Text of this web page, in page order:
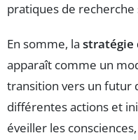
pratiques de
En somme, la stratégie
apparaît comme un
transition vers un futur
différentes actions et
éveiller les